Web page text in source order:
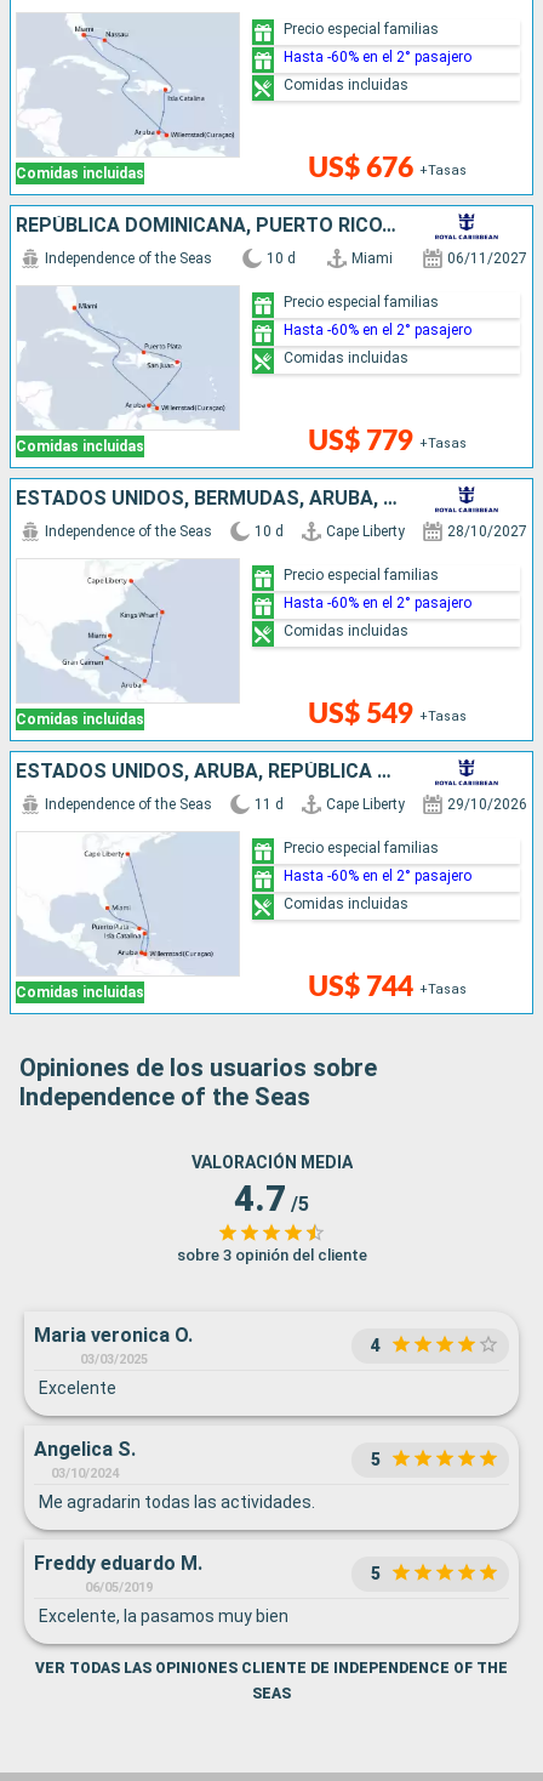
Comidas incluidas US$ 676 +Tasas
Precio especial familias
Hasta -60% en el 2° pasajero
Comidas incluidas
REPÚBLICA DOMINICANA, PUERTO RICO, ARUBA, ESTADOS UNIDOS
Comidas incluidas
Independence of the Seas 10 d Miami 06/11/2027
US$ 779 +Tasas
Precio especial familias
Hasta -60% en el 2° pasajero
Comidas incluidas
ESTADOS UNIDOS, BERMUDAS, ARUBA, ISLAS CAIMÁN
Comidas incluidas
Independence of the Seas 10 d Cape Liberty 28/10/2027
US$ 549 +Tasas
Precio especial familias
Hasta -60% en el 2° pasajero
Comidas incluidas
ESTADOS UNIDOS, ARUBA, REPÚBLICA DOMINICANA
Comidas incluidas
Independence of the Seas 11 d Cape Liberty 29/10/2026
US$ 744 +Tasas
Precio especial familias
Hasta -60% en el 2° pasajero
Comidas incluidas
Opiniones de los usuarios sobre
Independence of the Seas
VALORACIÓN MEDIA
4.7 /5
sobre 3 opinión del cliente
Maria veronica O.
03/03/2025
4
Excelente
Angelica S.
03/10/2024
5
Me agradarin todas las actividades.
Freddy eduardo M.
06/05/2019
5
Excelente, la pasamos muy bien
VER TODAS LAS OPINIONES CLIENTE DE INDEPENDENCE OF THE
SEAS